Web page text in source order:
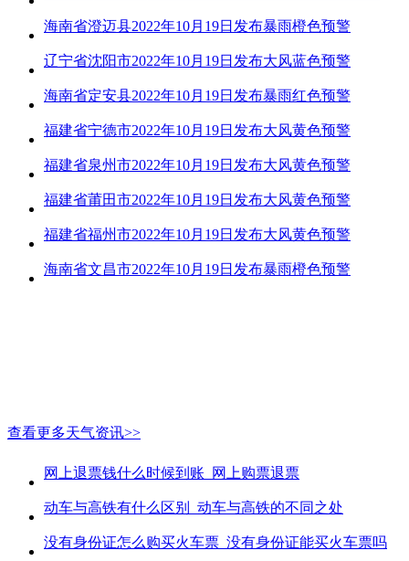
海南省澄迈县2022年10月19日发布暴雨橙色预警
辽宁省沈阳市2022年10月19日发布大风蓝色预警
海南省定安县2022年10月19日发布暴雨红色预警
福建省宁德市2022年10月19日发布大风黄色预警
福建省泉州市2022年10月19日发布大风黄色预警
福建省莆田市2022年10月19日发布大风黄色预警
福建省福州市2022年10月19日发布大风黄色预警
海南省文昌市2022年10月19日发布暴雨橙色预警
查看更多天气资讯>>
网上退票钱什么时候到账_网上购票退票
动车与高铁有什么区别_动车与高铁的不同之处
没有身份证怎么购买火车票_没有身份证能买火车票吗